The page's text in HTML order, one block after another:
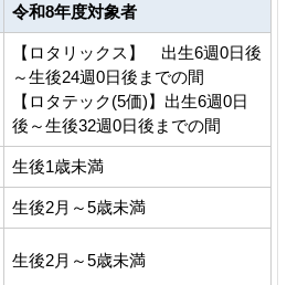
令和8年度対象者
【ロタリックス】 出生6週0日後
～生後24週0日後までの間
【ロタテック(5価)】出生6週0日
後～生後32週0日後までの間
生後1歳未満
生後2月～5歳未満
生後2月～5歳未満